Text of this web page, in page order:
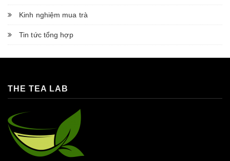
Kinh nghiệm mua trà
Tin tức tổng hợp
THE TEA LAB